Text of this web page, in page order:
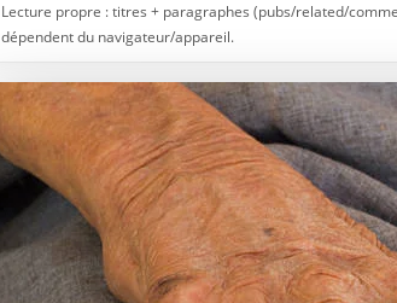
Lecture propre : titres + paragraphes (pubs/related/
dépendent du navigateur/appareil.